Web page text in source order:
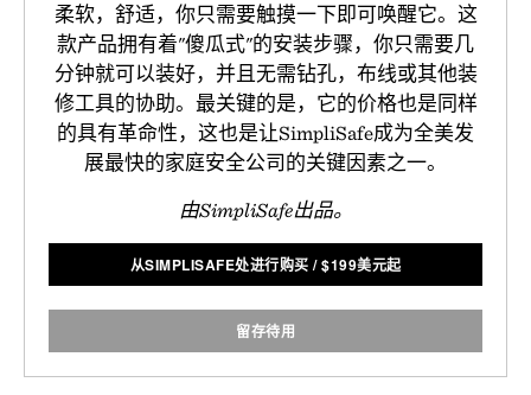
柔软，舒适，你只需要触摸一下即可唤醒它。这
款产品拥有着"傻瓜式"的安装步骤，你只需要几
分钟就可以装好，并且无需钻孔，布线或其他装
修工具的协助。最关键的是，它的价格也是同样
的具有革命性，这也是让SimpliSafe成为全美发
展最快的家庭安全公司的关键因素之一。
由SimpliSafe出品。
从SIMPLISAFE处进行购买 /$199美元起
留存待用